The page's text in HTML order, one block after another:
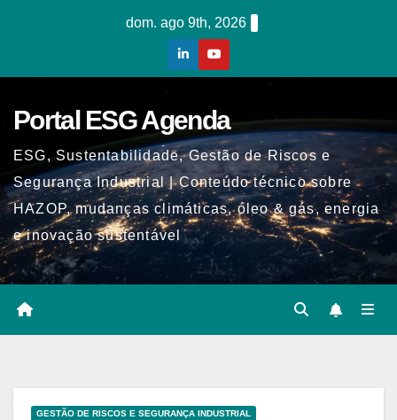
dom. ago 9th, 2026
Portal ESG Agenda
ESG, Sustentabilidade, Gestão de Riscos e
Segurança Industrial | Conteúdo técnico sobre
HAZOP, mudanças climáticas, óleo & gás, energia
e inovação sustentável
GESTÃO DE RISCOS E SEGURANÇA INDUSTRIAL